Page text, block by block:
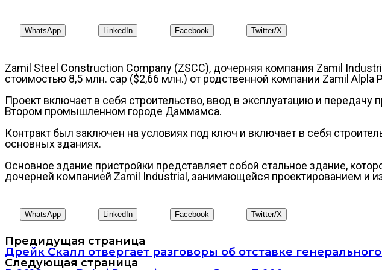
WhatsApp LinkedIn Facebook Twitter/X
Zamil Steel Construction Company (ZSCC), дочерняя компания Zamil
стоимостью 8,5 млн. сар ($2,66 млн.) от родственной компании Zamil
Проект включает в себя строительство, ввод в эксплуатацию и
Втором промышленном городе Даммамса.
Контракт был заключен на условиях под ключ и включает в себя
основных зданиях.
Основное здание пристройки представляет собой стальное здание,
дочерней компанией Zamil Industrial, занимающейся проектированием и
WhatsApp LinkedIn Facebook Twitter/X
Предидущая страница
Дрейк Скалл отвергает разговоры об отставке
Следующая страница